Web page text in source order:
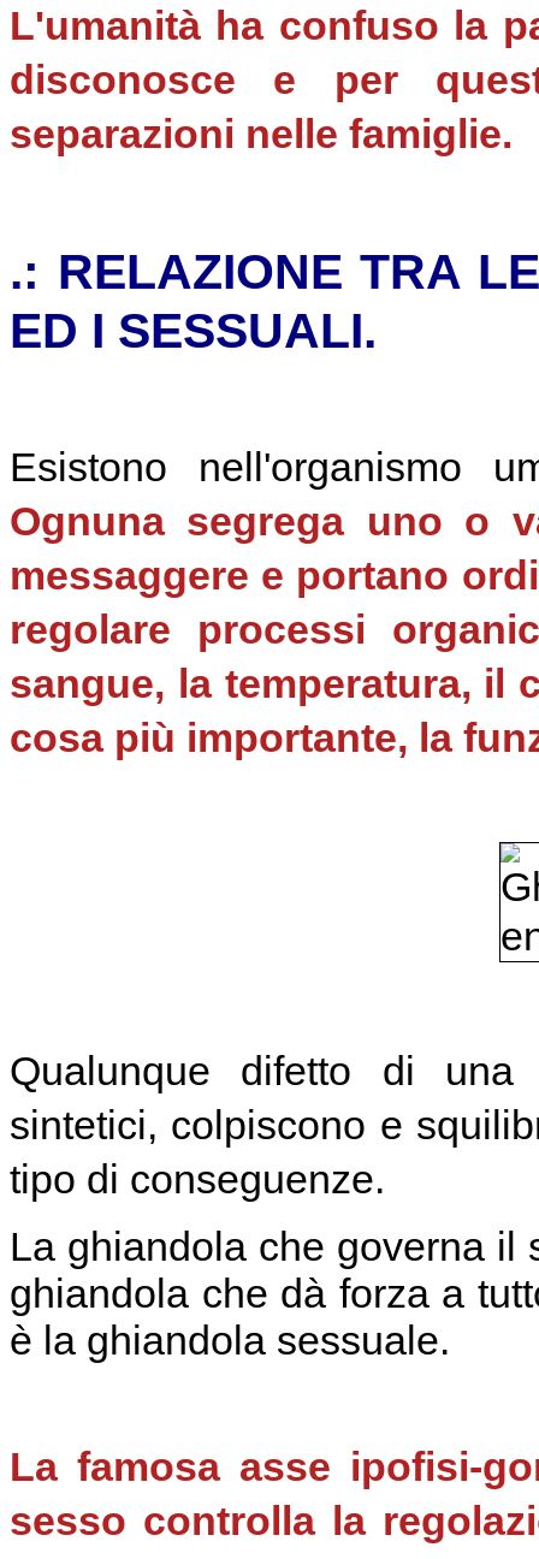
L'umanità ha confuso la
disconosce e per
separazioni nelle famiglie.
.: RELAZIONE TRA
ED I SESSUALI.
Esistono nell'organismo
Ognuna segrega uno o
messaggere e portano
regolare processi
sangue, la temperatura, il
cosa più importante, la
Qualunque difetto di
sintetici, colpiscono e
tipo di conseguenze.
La ghiandola che governa il
ghiandola che dà forza a
è la ghiandola sessuale.
La famosa asse ipofisi-
sesso controlla la